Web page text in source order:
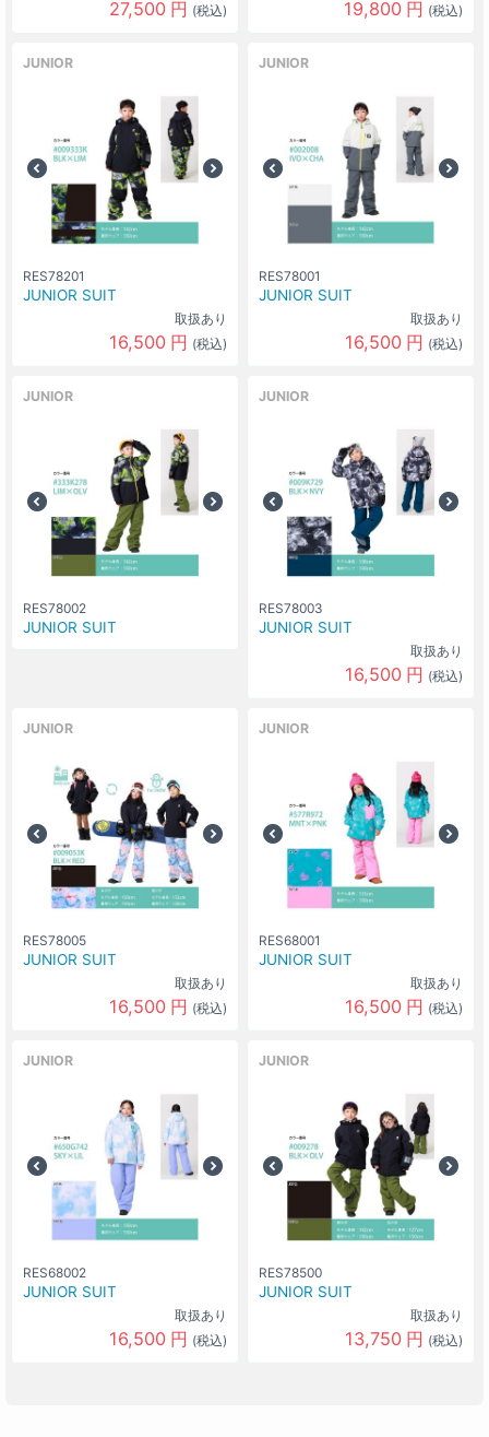
27,500 円 (税込) 19,800 円 (税込)
JUNIOR
RES78201
JUNIOR SUIT
取扱あり
16,500 円 (税込)
JUNIOR
RES78001
JUNIOR SUIT
取扱あり
16,500 円 (税込)
JUNIOR
RES78002
JUNIOR SUIT
JUNIOR
RES78003
JUNIOR SUIT
取扱あり
16,500 円 (税込)
JUNIOR
RES78005
JUNIOR SUIT
取扱あり
16,500 円 (税込)
JUNIOR
RES68001
JUNIOR SUIT
取扱あり
16,500 円 (税込)
JUNIOR
RES68002
JUNIOR SUIT
取扱あり
16,500 円 (税込)
JUNIOR
RES78500
JUNIOR SUIT
取扱あり
13,750 円 (税込)